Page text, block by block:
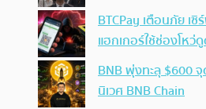
BTCPay เตือนภัย เ
แฮกเกอร์ใช้ช่องโหว่
BNB พุ่งทะลุ $600
นิเวศ BNB Chain